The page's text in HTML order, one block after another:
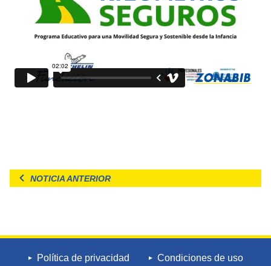
NOTICIA ANTERIOR
Política de privacidad Condiciones de uso